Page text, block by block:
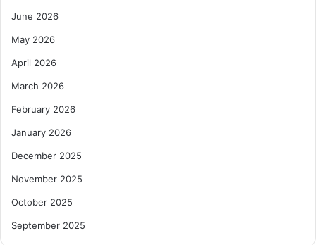
June 2026
May 2026
April 2026
March 2026
February 2026
January 2026
December 2025
November 2025
October 2025
September 2025